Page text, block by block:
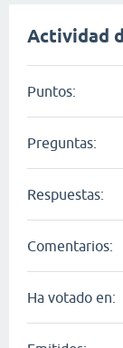
Actividad
Puntos:
Preguntas:
Respuestas:
Comentarios:
Ha votado en: